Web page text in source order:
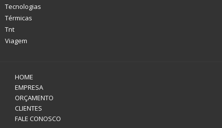
Tecnologias
Térmicas
Tnt
Viagem
HOME
EMPRESA
ORÇAMENTO
CLIENTES
FALE CONOSCO